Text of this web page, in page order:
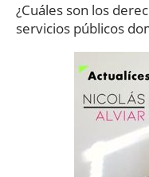
¿Cuáles son los
servicios públicos